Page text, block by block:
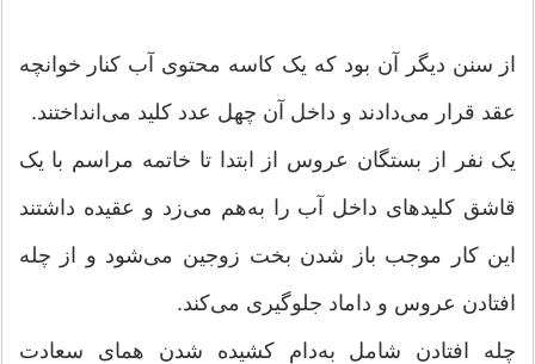
از سنن دیگر آن بود که یک کاسه محتوى آب کنار خوانچه
عقد قرار مى‌دادند و داخل آن چهل عدد کلید مى‌انداختند.
یک نفر از بستگان عروس از ابتدا تا خاتمه مراسم با یک
قاشق کلیدهاى داخل آب را به‌هم مى‌زد و عقیده داشتند
این کار موجب باز شدن بخت زوجین مى‌شود و از چله
افتادن عروس و داماد جلوگیرى مى‌کند.
چله افتادن شامل به‌دام کشیده شدن هماى سعادت